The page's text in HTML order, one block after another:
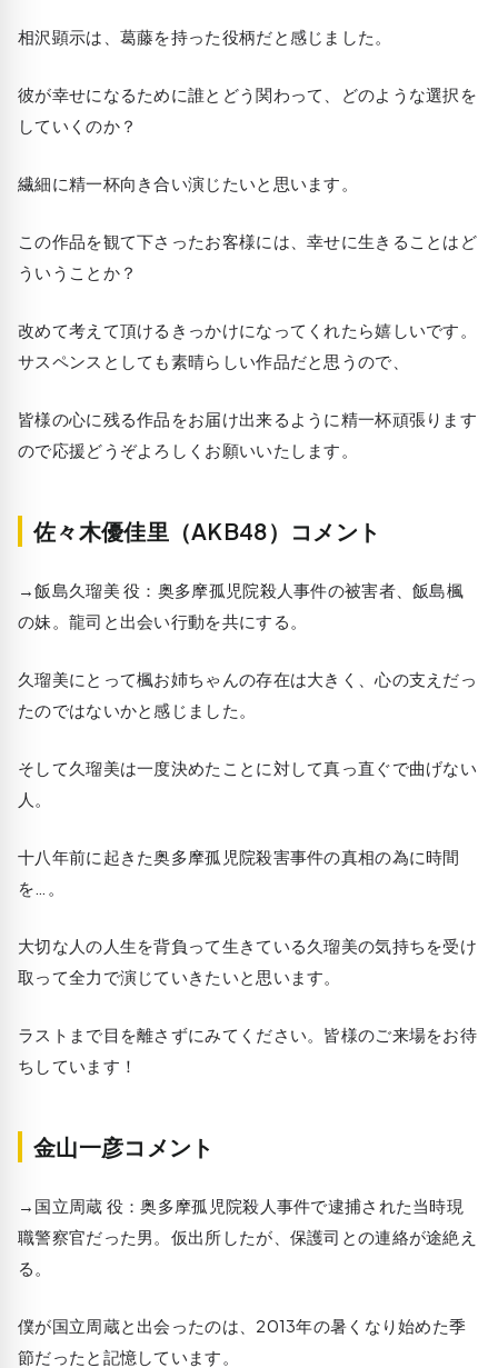
相沢顕示は、葛藤を持った役柄だと感じました。
彼が幸せになるために誰とどう関わって、どのような選択を
していくのか？
繊細に精一杯向き合い演じたいと思います。
この作品を観て下さったお客様には、幸せに生きることはど
ういうことか？
改めて考えて頂けるきっかけになってくれたら嬉しいです。
サスペンスとしても素晴らしい作品だと思うので、
皆様の心に残る作品をお届け出来るように精一杯頑張ります
ので応援どうぞよろしくお願いいたします。
佐々木優佳里（AKB48）コメント
→飯島久瑠美 役：奥多摩孤児院殺人事件の被害者、飯島楓
の妹。龍司と出会い行動を共にする。
久瑠美にとって楓お姉ちゃんの存在は大きく、心の支えだっ
たのではないかと感じました。
そして久瑠美は一度決めたことに対して真っ直ぐで曲げない
人。
十八年前に起きた奥多摩孤児院殺害事件の真相の為に時間
を…。
大切な人の人生を背負って生きている久瑠美の気持ちを受け
取って全力で演じていきたいと思います。
ラストまで目を離さずにみてください。皆様のご来場をお待
ちしています！
金山一彦コメント
→国立周蔵 役：奥多摩孤児院殺人事件で逮捕された当時現
職警察官だった男。仮出所したが、保護司との連絡が途絶え
る。
僕が国立周蔵と出会ったのは、2013年の暑くなり始めた季
節だったと記憶しています。